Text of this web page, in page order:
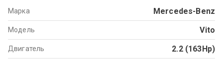
Марка Mercedes-Benz
Модель Vito
Двигатель 2.2 (163Hp)